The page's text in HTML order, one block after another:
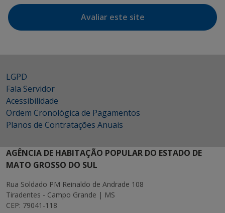
Avaliar este site
LGPD
Fala Servidor
Acessibilidade
Ordem Cronológica de Pagamentos
Planos de Contratações Anuais
AGÊNCIA DE HABITAÇÃO POPULAR DO ESTADO DE
MATO GROSSO DO SUL
Rua Soldado PM Reinaldo de Andrade 108
Tiradentes - Campo Grande | MS
CEP: 79041-118